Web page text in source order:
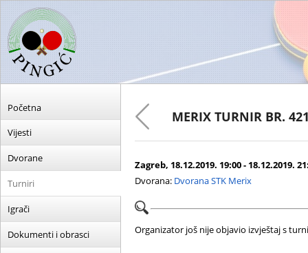
Početna
Vijesti
Dvorane
Turniri
Igrači
Dokumenti i obrasci
MERIX TURNIR BR.
Zagreb, 18.12.2019. 19:00 - 18.12.2019.
Dvorana: Dvorana STK Merix
Organizator još nije objavio izvještaj s